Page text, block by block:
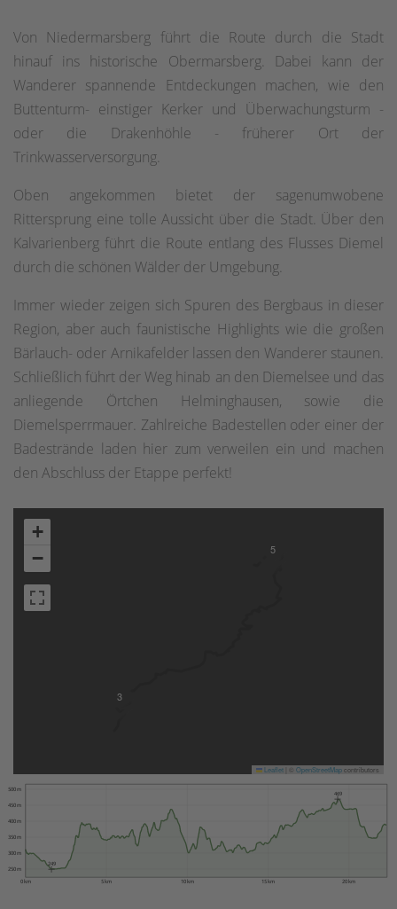
Von Niedermarsberg führt die Route durch die Stadt
hinauf ins historische Obermarsberg. Dabei kann der
Wanderer spannende Entdeckungen machen, wie den
Buttenturm- einstiger Kerker und Überwachungsturm -
oder die Drakenhöhle - früherer Ort der
Trinkwasserversorgung.
Oben angekommen bietet der sagenumwobene
Rittersprung eine tolle Aussicht über die Stadt. Über den
Kalvarienberg führt die Route entlang des Flusses Diemel
durch die schönen Wälder der Umgebung.
Immer wieder zeigen sich Spuren des Bergbaus in dieser
Region, aber auch faunistische Highlights wie die großen
Bärlauch- oder Arnikafelder lassen den Wanderer staunen.
Schließlich führt der Weg hinab an den Diemelsee und das
anliegende Örtchen Helminghausen, sowie die
Diemelsperrmauer. Zahlreiche Badestellen oder einer der
Badestrände laden hier zum verweilen ein und machen
den Abschluss der Etappe perfekt!
3
5
+
−
Leaflet OpenStreetMapcontributors
0 km 5 km 10 km 15 km 20 km
250 m
300 m
350 m
400 m
450 m
500 m
249
469